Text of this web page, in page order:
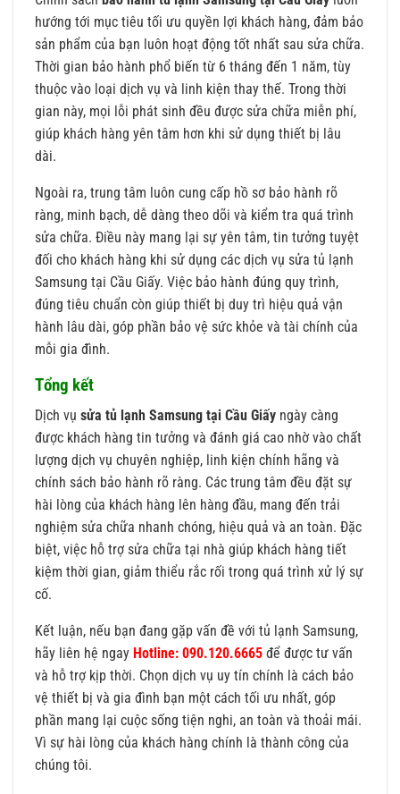
hướng tới mục tiêu tối ưu quyền lợi khách hàng, đảm bảo
sản phẩm của bạn luôn hoạt động tốt nhất sau sửa chữa.
Thời gian bảo hành phổ biến từ 6 tháng đến 1 năm, tùy
thuộc vào loại dịch vụ và linh kiện thay thế. Trong thời
gian này, mọi lỗi phát sinh đều được sửa chữa miễn phí,
giúp khách hàng yên tâm hơn khi sử dụng thiết bị lâu
dài.
Ngoài ra, trung tâm luôn cung cấp hồ sơ bảo hành rõ
ràng, minh bạch, dễ dàng theo dõi và kiểm tra quá trình
sửa chữa. Điều này mang lại sự yên tâm, tin tưởng tuyệt
đối cho khách hàng khi sử dụng các dịch vụ sửa tủ lạnh
Samsung tại Cầu Giấy. Việc bảo hành đúng quy trình,
đúng tiêu chuẩn còn giúp thiết bị duy trì hiệu quả vận
hành lâu dài, góp phần bảo vệ sức khỏe và tài chính của
mỗi gia đình.
Tổng kết
Dịch vụ sửa tủ lạnh Samsung tại Cầu Giấy ngày càng
được khách hàng tin tưởng và đánh giá cao nhờ vào chất
lượng dịch vụ chuyên nghiệp, linh kiện chính hãng và
chính sách bảo hành rõ ràng. Các trung tâm đều đặt sự
hài lòng của khách hàng lên hàng đầu, mang đến trải
nghiệm sửa chữa nhanh chóng, hiệu quả và an toàn. Đặc
biệt, việc hỗ trợ sửa chữa tại nhà giúp khách hàng tiết
kiệm thời gian, giảm thiểu rắc rối trong quá trình xử lý sự
cố.
Kết luận, nếu bạn đang gặp vấn đề với tủ lạnh Samsung,
hãy liên hệ ngay Hotline: 090.120.6665 để được tư vấn
và hỗ trợ kịp thời. Chọn dịch vụ uy tín chính là cách bảo
vệ thiết bị và gia đình bạn một cách tối ưu nhất, góp
phần mang lại cuộc sống tiện nghi, an toàn và thoải mái.
Vì sự hài lòng của khách hàng chính là thành công của
chúng tôi.